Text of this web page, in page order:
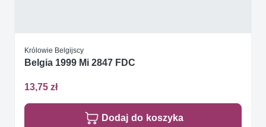
Królowie Belgijscy
Belgia 1999 Mi 2847 FDC
13,75 zł
Dodaj do koszyka